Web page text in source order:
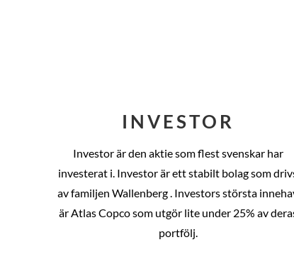
INVESTOR
Investor är den aktie som flest svenskar har
investerat i. Investor är ett stabilt bolag som
av familjen Wallenberg . Investors största
är Atlas Copco som utgör lite under 25% av
portfölj.